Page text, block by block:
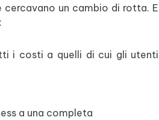
un cambio di rotta. E
i costi a quelli di cui gli utenti
a una completa